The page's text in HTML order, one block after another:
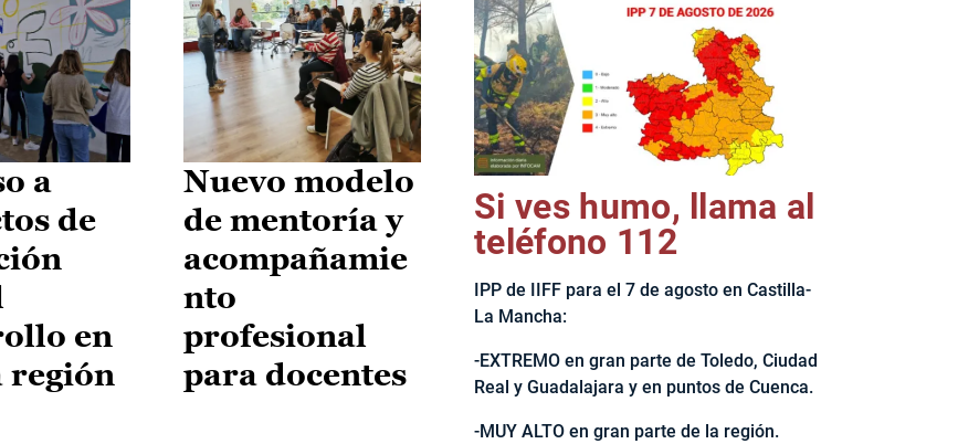
El jefe del Ejecutivo castellanomanchego, Emiliano García-
a
de
en
región
Nuevo modelo
de mentoría y
acompañamie
nto
profesional
para docentes
Si ves humo, llama al
teléfono 112
IPP de IIFF para el 7 de agosto en Castilla-
La Mancha:
-EXTREMO en gran parte de Toledo, Ciudad
Real y Guadalajara y en puntos de Cuenca.
-MUY ALTO en gran parte de la región.